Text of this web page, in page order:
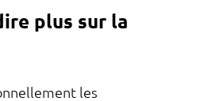
plus sur la
les